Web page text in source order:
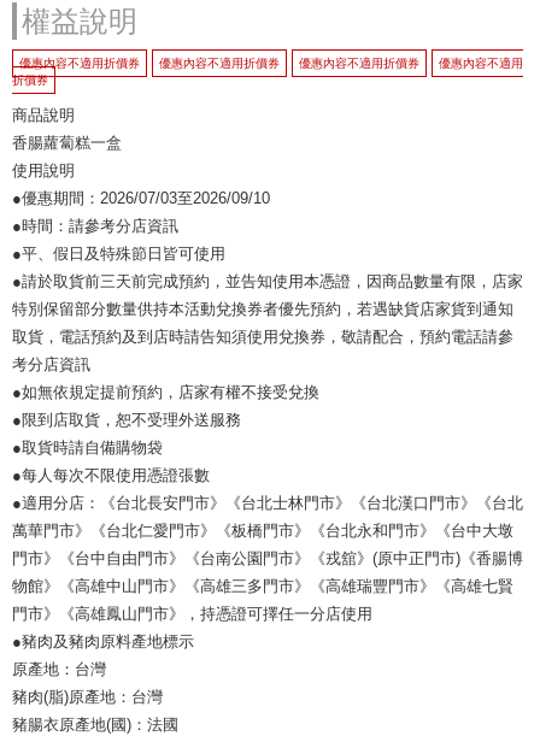
權益說明
優惠內容不適用折價券 優惠內容不適用折價券 優惠內容不適用折價券
優惠內容不適用
折價券
商品說明
香腸蘿蔔糕一盒
使用說明
●優惠期間：2026/07/03至2026/09/10
●時間：請參考分店資訊
●平、假日及特殊節日皆可使用
●請於取貨前三天前完成預約，並告知使用本憑證，因商品數量有限，店家
特別保留部分數量供持本活動兌換券者優先預約，若遇缺貨店家貨到通知
取貨，電話預約及到店時請告知須使用兌換券，敬請配合，預約電話請參
考分店資訊
●如無依規定提前預約，店家有權不接受兌換
●限到店取貨，恕不受理外送服務
●取貨時請自備購物袋
●每人每次不限使用憑證張數
●適用分店：《台北長安門市》《台北士林門市》《台北漢口門市》《台北
萬華門市》《台北仁愛門市》《板橋門市》《台北永和門市》《台中大墩
門市》《台中自由門市》《台南公園門市》《戎舘》(原中正門市)《香腸博
物館》《高雄中山門市》《高雄三多門市》《高雄瑞豐門市》《高雄七賢
門市》《高雄鳳山門市》，持憑證可擇任一分店使用
●豬肉及豬肉原料產地標示
原產地：台灣
豬肉(脂)原產地：台灣
豬腸衣原產地(國)：法國